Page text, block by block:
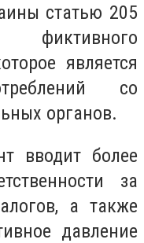
статью 205
является
со
органов.
вводит более
за
а также
давление